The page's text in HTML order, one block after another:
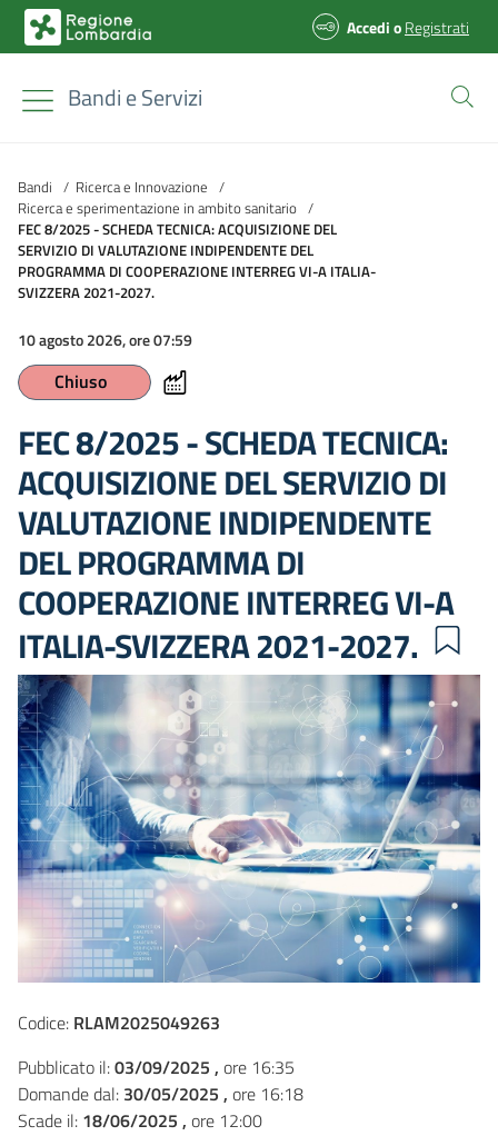
AccedioRegistrati
Bandi e Servizi
Bandi / Ricerca e Innovazione /
Ricerca e sperimentazione in ambito sanitario /
FEC 8/2025 - SCHEDA TECNICA: ACQUISIZIONE DEL
SERVIZIO DI VALUTAZIONE INDIPENDENTE DEL
PROGRAMMA DI COOPERAZIONE INTERREG VI-A ITALIA-
SVIZZERA 2021-2027.
10 agosto 2026, ore 07:59
Chiuso
FEC 8/2025 - SCHEDA TECNICA:
ACQUISIZIONE DEL SERVIZIO DI
VALUTAZIONE INDIPENDENTE
DEL PROGRAMMA DI
COOPERAZIONE INTERREG VI-A
ITALIA-SVIZZERA 2021-2027.
Codice: RLAM2025049263
Pubblicato il:03/09/2025 , ore 16:35
Domande dal: 30/05/2025 , ore 16:18
Scade il: 18/06/2025 , ore 12:00